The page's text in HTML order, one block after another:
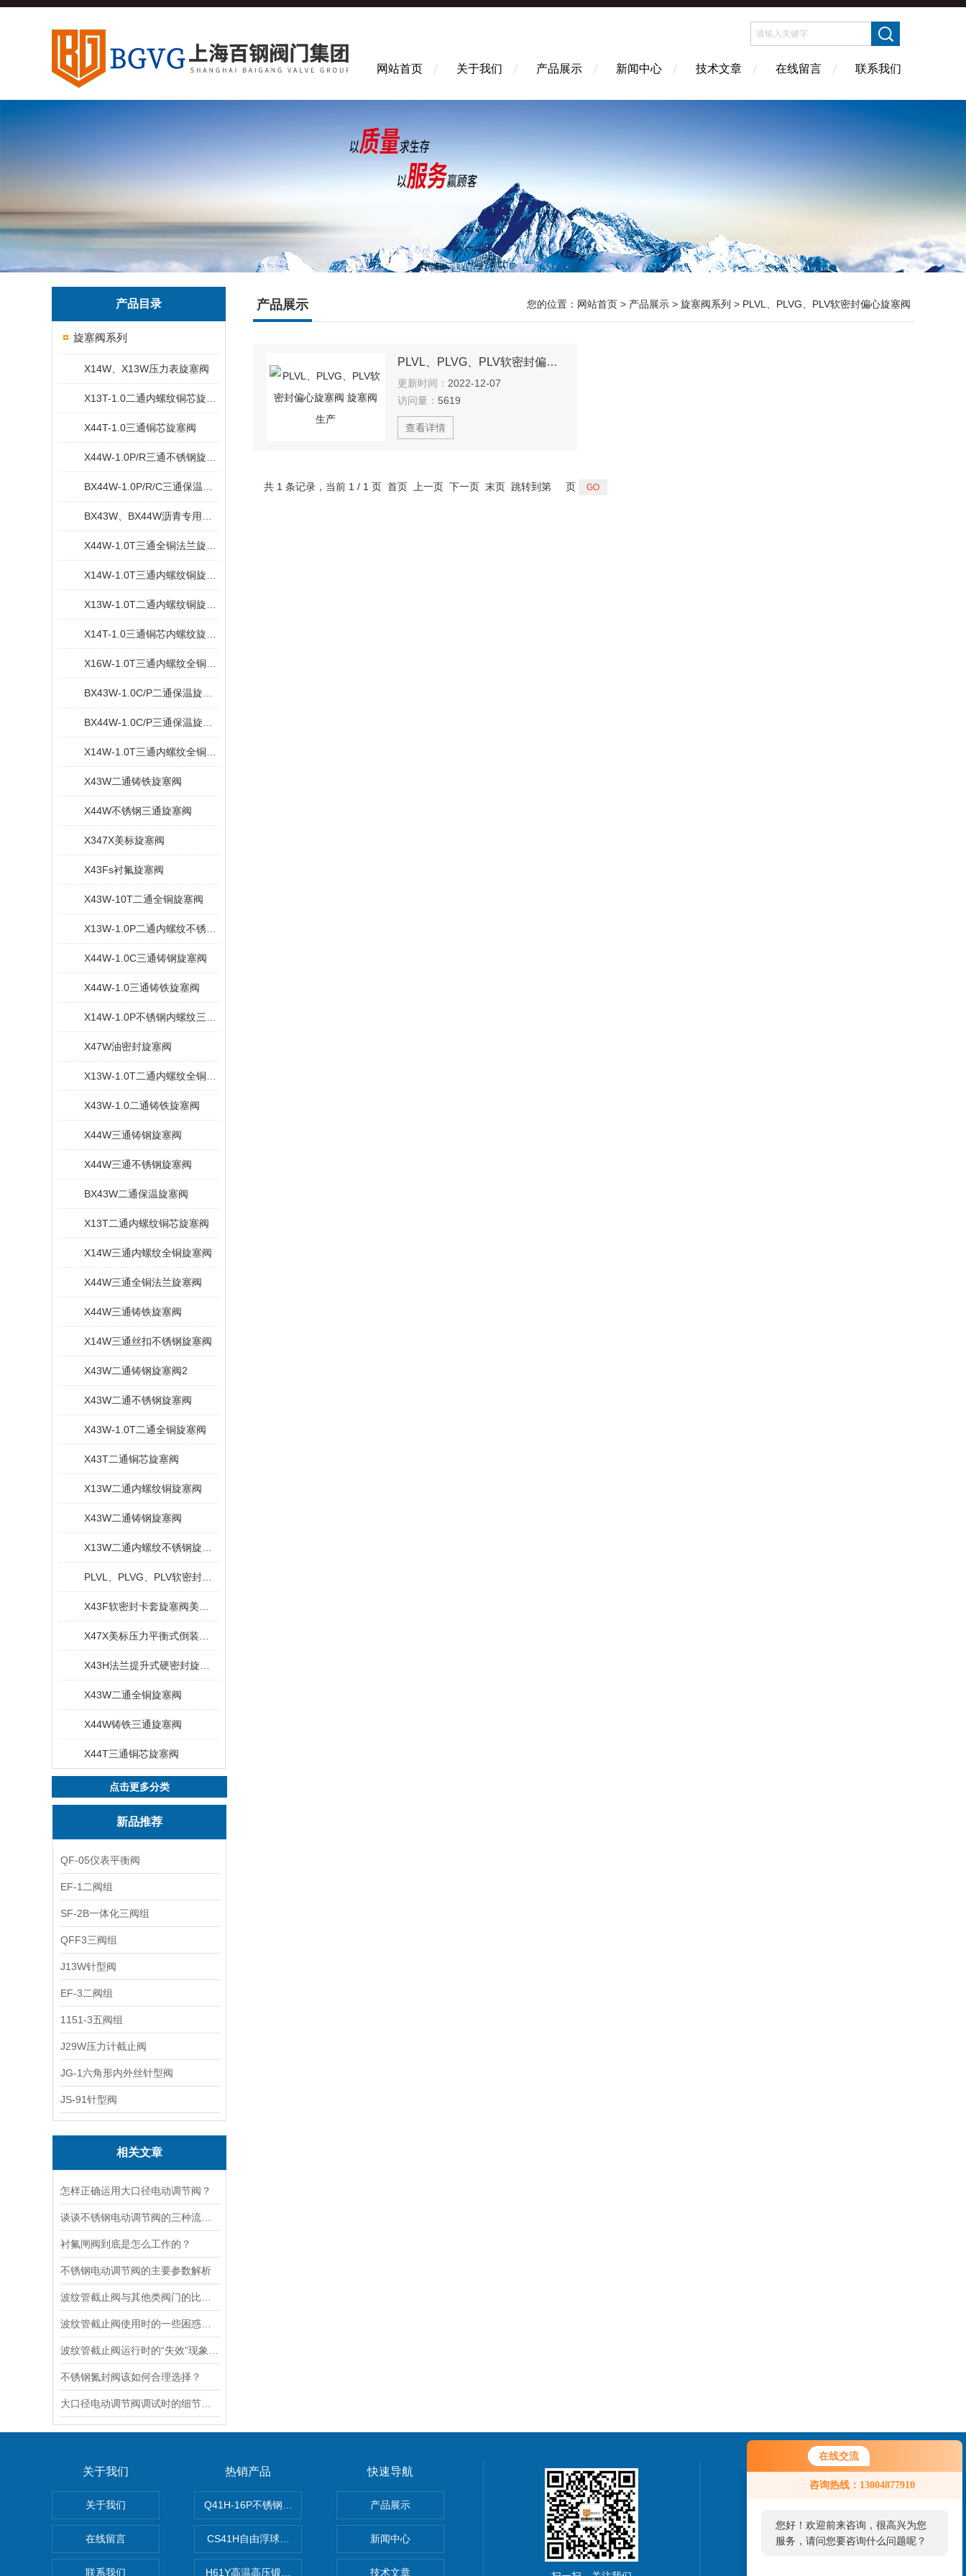
在线交流
咨询热线：13004877910
您好！欢迎前来咨询，很高兴为您
服务，请问您要咨询什么问题呢？
网站首页 关于我们 产品展示 新闻中心 技术文章 在线留言 联系我们
产品目录
旋塞阀系列
X14W、X13W压力表旋塞阀
X44T-1.0三通铜芯旋塞阀
X43W二通铸铁旋塞阀
X44W不锈钢三通旋塞阀
X347X美标旋塞阀
X43Fs衬氟旋塞阀
X43W-10T二通全铜旋塞阀
X44W-1.0C三通铸钢旋塞阀
X44W-1.0三通铸铁旋塞阀
X47W油密封旋塞阀
X43W-1.0二通铸铁旋塞阀
X44W三通铸钢旋塞阀
X44W三通不锈钢旋塞阀
BX43W二通保温旋塞阀
X13T二通内螺纹铜芯旋塞阀
X14W三通内螺纹全铜旋塞阀
X44W三通全铜法兰旋塞阀
X44W三通铸铁旋塞阀
X14W三通丝扣不锈钢旋塞阀
X43W二通铸钢旋塞阀2
X43W二通不锈钢旋塞阀
X43W-1.0T二通全铜旋塞阀
X43T二通铜芯旋塞阀
X13W二通内螺纹铜旋塞阀
X43W二通铸钢旋塞阀
X43W二通全铜旋塞阀
X44W铸铁三通旋塞阀
X44T三通铜芯旋塞阀
点击更多分类
新品推荐
QF-05仪表平衡阀
EF-1二阀组
SF-2B一体化三阀组
QFF3三阀组
J13W针型阀
EF-3二阀组
1151-3五阀组
J29W压力计截止阀
JG-1六角形内外丝针型阀
JS-91针型阀
相关文章
怎样正确运用大口径电动调节阀？
衬氟闸阀到底是怎么工作的？
不锈钢电动调节阀的主要参数解析
不锈钢氮封阀该如何合理选择？
产品展示 您的位置： 网站首页 > 产品展示 > 旋塞阀系列 > PLVL、PLVG、PLV软密封偏心旋塞阀
PLVL、PLVG、PLV软密封偏心旋塞阀 旋塞阀生产
更新时间： 2022-12-07
访问量： 5619
查看详情
共 1 条记录，当前 1 / 1 页 首页 上一页 下一页 末页 跳转到第 页
关于我们
关于我们
在线留言
联系我们
热销产品
Q41H-16P不锈钢硬密封球阀
CS41H自由浮球式蒸汽疏水阀
H61Y高温高压锻钢止回阀
快速导航
产品展示
新闻中心
技术文章
联系我们
021-57278881